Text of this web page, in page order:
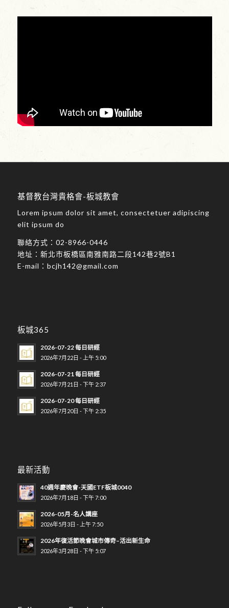
基督教台灣貴格會-板城教會
Lorem ipsum dolor sit amet, consectetuer adipiscing
elit ipsum do
聯絡方式： 02-8966-0446
地址： 新北市板橋區南雅南路二段142巷2號B1
E-mail： bcjh142@gmail.com
板城365
2026-07-22 每日研經
2026年7月22日 - 上午 5:00
2026-07-21 每日研經
2026年7月21日 - 下午 2:37
2026-07-20 每日研經
2026年7月20日 - 下午 2:35
最新活動
40週年慶晚會-天國ETF板城0040
2026年7月18日 - 下午 7:00
2026-05月-名人講座
2026年5月3日 - 上午 7:50
2026年復活節晚會城市傳奇–活出新生命
2026年3月28日 - 下午 5:07